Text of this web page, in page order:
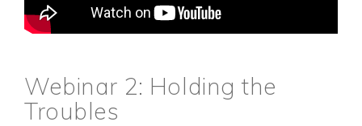
Webinar 2: Holding the
Troubles